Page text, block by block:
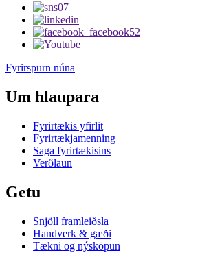
Fyrirspurn núna
Um hlaupara
Fyrirtækis yfirlit
Fyrirtækjamenning
Saga fyrirtækisins
Verðlaun
Getu
Snjöll framleiðsla
Handverk & gæði
Tækni og nýsköpun